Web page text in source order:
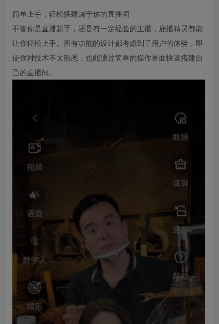
简单上手，轻松搭建属于你的直播间
不管你是直播新手，还是有一定经验的主播，鹿播精灵都能
让你轻松上手。所有功能的设计都考虑到了用户的体验，即
使你对技术不太熟悉，也能通过简单的操作界面快速搭建自
己的直播间。